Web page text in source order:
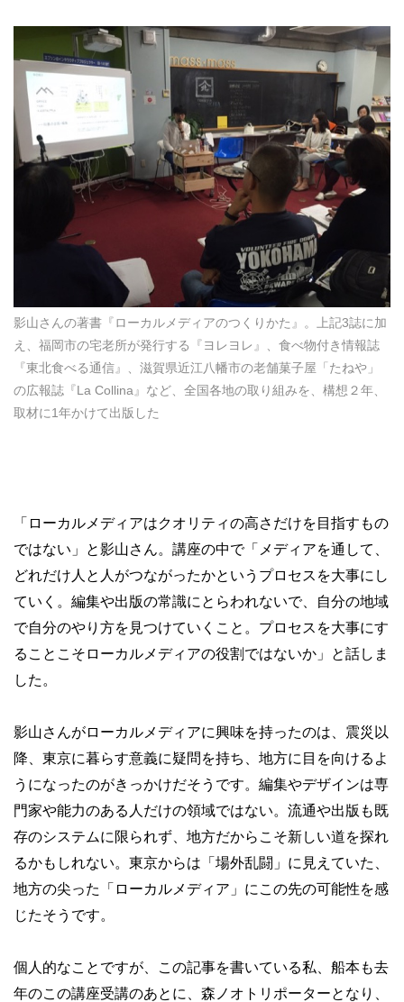
影山さんの著書『ローカルメディアのつくりかた』。上記3誌に加
え、福岡市の宅老所が発行する『ヨレヨレ』、食べ物付き情報誌
『東北食べる通信』、滋賀県近江八幡市の老舗菓子屋「たねや」
の広報誌『La Collina』など、全国各地の取り組みを、構想２年、
取材に1年かけて出版した
「ローカルメディアはクオリティの高さだけを目指すもの
ではない」と影山さん。講座の中で「メディアを通して、
どれだけ人と人がつながったかというプロセスを大事にし
ていく。編集や出版の常識にとらわれないで、自分の地域
で自分のやり方を見つけていくこと。プロセスを大事にす
ることこそローカルメディアの役割ではないか」と話しま
した。
影山さんがローカルメディアに興味を持ったのは、震災以
降、東京に暮らす意義に疑問を持ち、地方に目を向けるよ
うになったのがきっかけだそうです。編集やデザインは専
門家や能力のある人だけの領域ではない。流通や出版も既
存のシステムに限られず、地方だからこそ新しい道を探れ
るかもしれない。東京からは「場外乱闘」に見えていた、
地方の尖った「ローカルメディア」にこの先の可能性を感
じたそうです。
個人的なことですが、この記事を書いている私、船本も去
年のこの講座受講のあとに、森ノオトリポーターとなり、